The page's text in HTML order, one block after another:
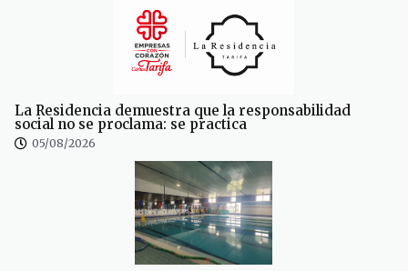
La Residencia demuestra que la responsabilidad
social no se proclama: se practica
05/08/2026